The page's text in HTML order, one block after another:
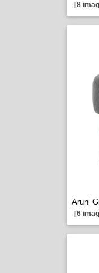
[8
Aruni
[6